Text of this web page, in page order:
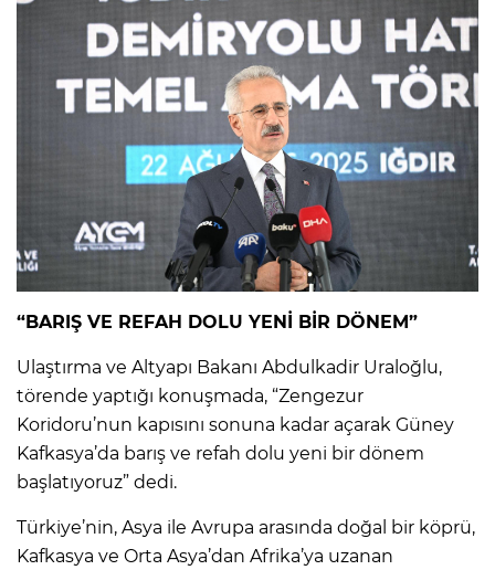
“BARIŞ VE REFAH DOLU YENİ BİR DÖNEM”
Ulaştırma ve Altyapı Bakanı Abdulkadir Uraloğlu,
törende yaptığı konuşmada, “Zengezur
Koridoru’nun kapısını sonuna kadar açarak Güney
Kafkasya’da barış ve refah dolu yeni bir dönem
başlatıyoruz” dedi.
Türkiye’nin, Asya ile Avrupa arasında doğal bir köprü,
Kafkasya ve Orta Asya’dan Afrika’ya uzanan